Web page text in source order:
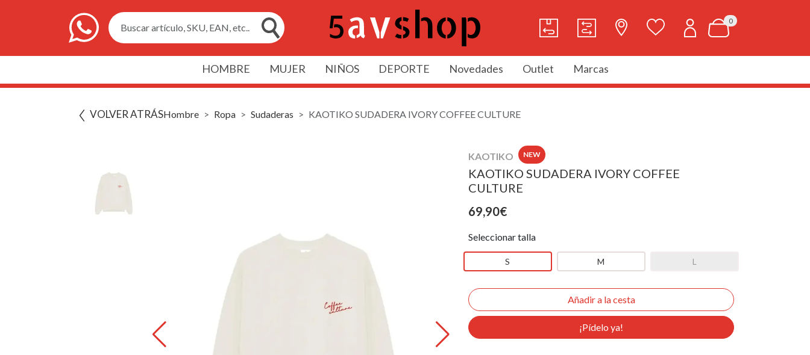
Buscar artículo, SKU, EAN, etc..
0
HOMBRE MUJER NIÑOS DEPORTE Novedades Outlet Marcas
VOLVER ATRÁSHombre Ropa Sudaderas KAOTIKO SUDADERA IVORY COFFEE CULTURE
KAOTIKO NEW
KAOTIKO SUDADERA IVORY COFFEE
CULTURE
69,90€
Seleccionar talla
S M L
¡Pídelo ya!